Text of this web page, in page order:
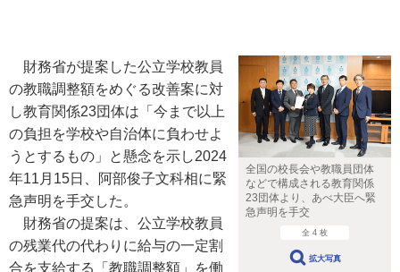
全国の校長会や教職員団体
などで構成される教育関係
23団体より、あべ大臣へ緊
急声明を手交
全 4 枚
拡大写真
財務省が提案した公立学校教員
の教職調整額をめぐる改善案に対
し教育関係23団体は「今まで以上
の負担を学校や自治体に負わせよ
うとするもの」と懸念を示し2024
年11月15日、阿部俊子文科相に緊
急声明を手交した。
財務省の提案は、公立学校教員
の残業代の代わりに給与の一定割
合を支給する「教職調整額」を働